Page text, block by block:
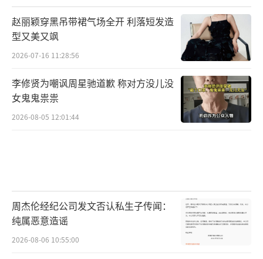
赵丽颖穿黑吊带裙气场全开 利落短发造
型又美又飒
2026-07-16 11:28:56
李修贤为嘲讽周星驰道歉 称对方没儿没
女鬼鬼祟祟
2026-08-05 12:01:44
周杰伦经纪公司发文否认私生子传闻：
纯属恶意造谣
2026-08-06 10:55:00